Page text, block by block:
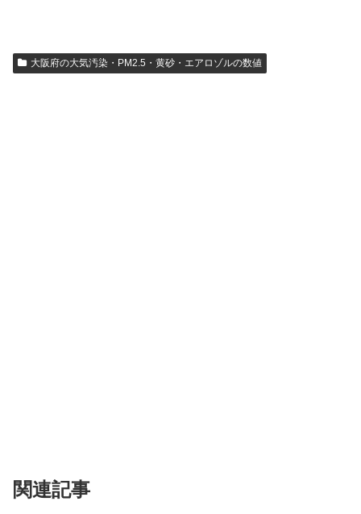
大阪府の大気汚染・PM2.5・黄砂・エアロゾルの数値
関連記事